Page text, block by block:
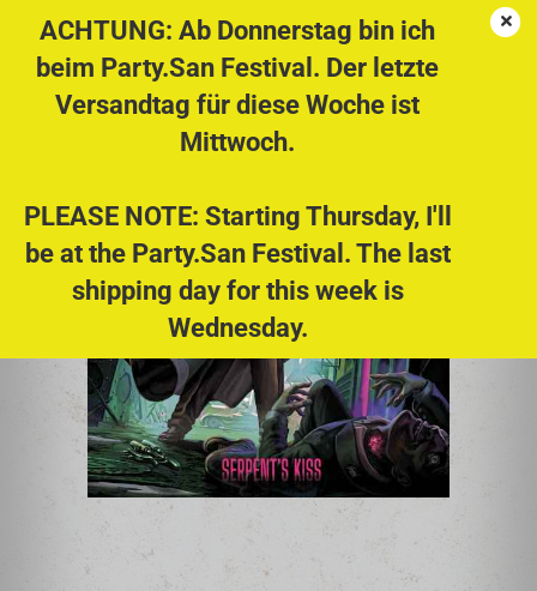
ACHTUNG: Ab Donnerstag bin ich
beim Party.San Festival. Der letzte
Versandtag für diese Woche ist
Mittwoch.
PLEASE NOTE: Starting Thursday, I'll
be at the Party.San Festival. The last
shipping day for this week is
Wednesday.
IRONBOUND - Serpent's Kiss CD